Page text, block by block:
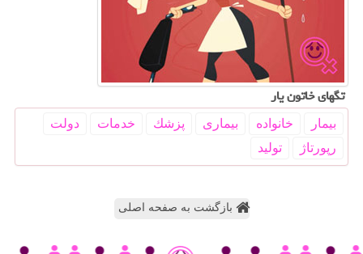
تگهای خاتون یار
بیمار خانواده بیماری پزشك خدمات
دولت
رپورتاژ
تولید
بازگشت به صفحه اصلی